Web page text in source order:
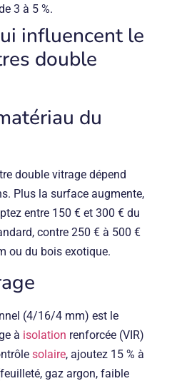
3 à 5 %.
influencent le
double
du
double vitrage dépend
Plus la surface augmente,
entre 150 € et 300 € du
contre 250 € à 500 €
ou du bois exotique.
(4/16/4 mm) est le
à isolation renforcée (VIR)
solaire, ajoutez 15 % à
gaz argon, faible